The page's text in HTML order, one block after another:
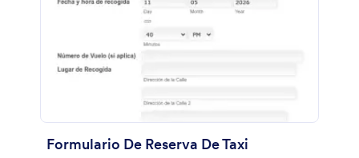
Formulario De Reserva De Taxi